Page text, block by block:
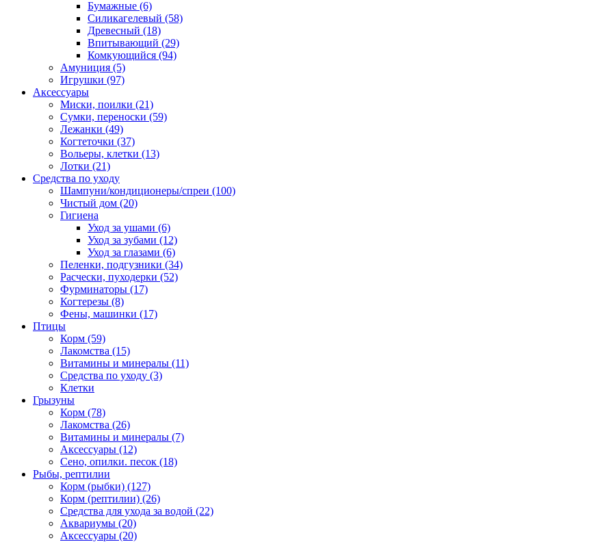
Бумажные (6)
Силикагелевый (58)
Древесный (18)
Впитывающий (29)
Комкующийся (94)
Амуниция (5)
Игрушки (97)
Аксессуары
Миски, поилки (21)
Сумки, переноски (59)
Лежанки (49)
Когтеточки (37)
Вольеры, клетки (13)
Лотки (21)
Средства по уходу
Шампуни/кондиционеры/спреи (100)
Чистый дом (20)
Гигиена
Уход за ушами (6)
Уход за зубами (12)
Уход за глазами (6)
Пеленки, подгузники (34)
Расчески, пуходерки (52)
Фурминаторы (17)
Когтерезы (8)
Фены, машинки (17)
Птицы
Корм (59)
Лакомства (15)
Витамины и минералы (11)
Средства по уходу (3)
Клетки
Грызуны
Корм (78)
Лакомства (26)
Витамины и минералы (7)
Аксессуары (12)
Сено, опилки. песок (18)
Рыбы, рептилии
Корм (рыбки) (127)
Корм (рептилии) (26)
Средства для ухода за водой (22)
Аквариумы (20)
Аксессуары (20)